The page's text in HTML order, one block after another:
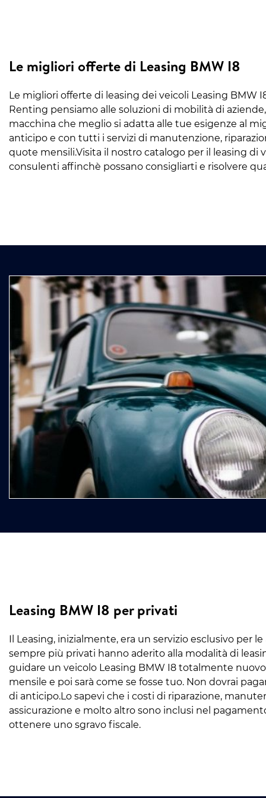
Le migliori offerte di Leasing BMW I8
Le migliori offerte di leasing dei veicoli Leasing BMW
Renting pensiamo alle soluzioni di mobilità di
macchina che meglio si adatta alle tue esigenze al
anticipo e con tutti i servizi di manutenzione,
quote mensili.Visita il nostro catalogo per il leasing di
consulenti affinchè possano consigliarti e risolvere
Leasing BMW I8 per privati
Il Leasing, inizialmente, era un servizio esclusivo per
sempre più privati hanno aderito alla modalità di
guidare un veicolo Leasing BMW I8 totalmente
mensile e poi sarà come se fosse tuo. Non dovrai
di anticipo.Lo sapevi che i costi di riparazione,
assicurazione e molto altro sono inclusi nel
ottenere uno sgravo fiscale.